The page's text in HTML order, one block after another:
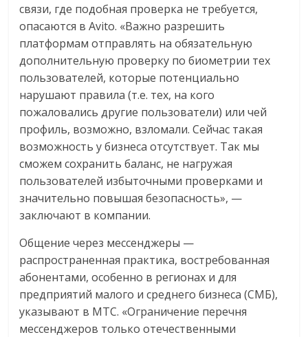
связи, где подобная проверка не требуется,
опасаются в Avito. «Важно разрешить
платформам отправлять на обязательную
дополнительную проверку по биометрии тех
пользователей, которые потенциально
нарушают правила (т.е. тех, на кого
пожаловались другие пользователи) или чей
профиль, возможно, взломали. Сейчас такая
возможность у бизнеса отсутствует. Так мы
сможем сохранить баланс, не нагружая
пользователей избыточными проверками и
значительно повышая безопасность», —
заключают в компании.
Общение через мессенджеры —
распространенная практика, востребованная
абонентами, особенно в регионах и для
предприятий малого и среднего бизнеса (СМБ),
указывают в МТС. «Ограничение перечня
мессенджеров только отечественными